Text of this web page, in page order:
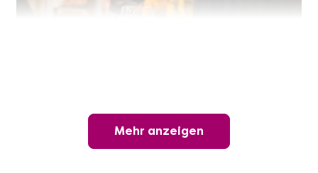
Wunderschöner Weinabend
Mehr anzeigen